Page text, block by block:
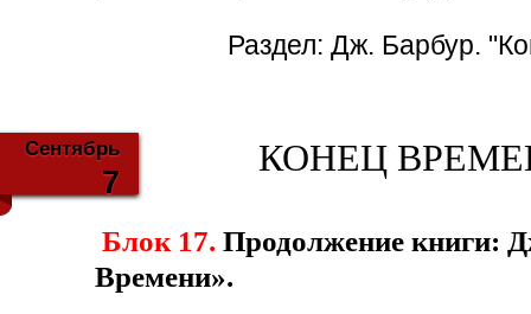
Раздел:Дж. Барбур.
Сентябрь
7
КОНЕЦ
Блок 17. Продолжение книги:
Времени».